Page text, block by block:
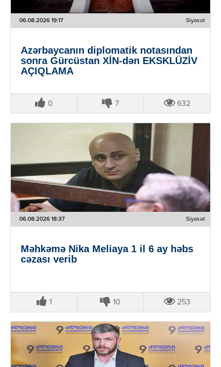
06.08.2026 19:17 Siyasət
Azərbaycanın diplomatik notasından
sonra Gürcüstan XİN-dən EKSKLÜZİV
AÇIQLAMA
0 7 632
06.08.2026 18:37 Siyasət
Məhkəmə Nika Meliaya 1 il 6 ay həbs
cəzası verib
1 10 253